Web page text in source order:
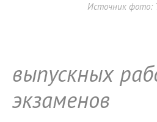
Источник фото:
выпускных
экзаменов